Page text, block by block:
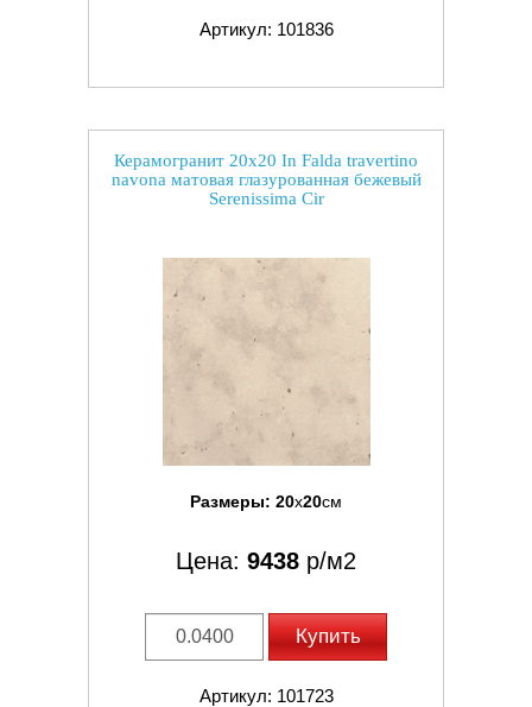
Артикул: 101836
Керамогранит 20x20 In Falda travertino
navona матовая глазурованная бежевый
Serenissima Cir
Размеры: 20x20см
Цена: 9438 р/м2
Купить
Артикул: 101723